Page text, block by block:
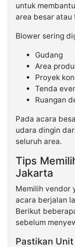
untuk
area besar
Blower sering
Gudang
Area
Proyek
Tenda
Ruangan
Pada acara
udara dingin
seluruh area.
Tips
Jakarta
Memilih vendor
acara berjalan
Berikut
sebelum
Pastikan